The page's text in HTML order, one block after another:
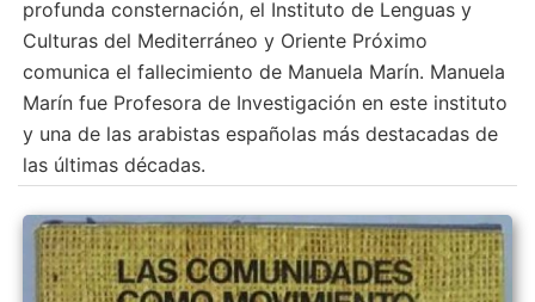
profunda consternación, el Instituto de Lenguas y
Culturas del Mediterráneo y Oriente Próximo
comunica el fallecimiento de Manuela Marín. Manuela
Marín fue Profesora de Investigación en este instituto
y una de las arabistas españolas más destacadas de
las últimas décadas.